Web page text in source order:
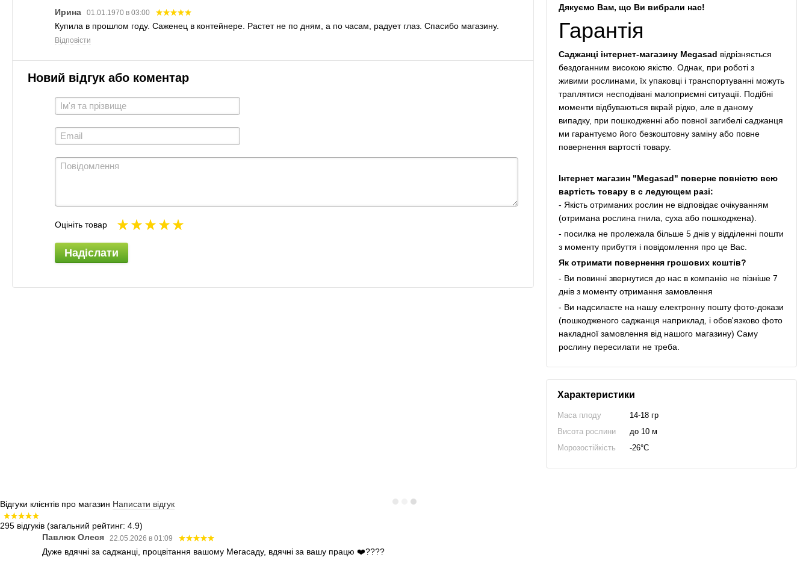
Ирина 01.01.1970 в 03:00
Купила в прошлом году. Саженец в контейнере. Растет не по дням, а по часам, радует глаз. Спасибо магазину.
Відповісти
Новий відгук або коментар
Оцініть товар
Надіслати
Дякуємо Вам, що Ви вибрали нас!
Гарантія
Саджанці інтернет-магазину Megasad відрізняється
бездоганним високою якістю. Однак, при роботі з
живими рослинами, їх упаковці і транспортуванні можуть
траплятися несподівані малоприємні ситуації. Подібні
моменти відбуваються вкрай рідко, але в даному
випадку, при пошкодженні або повної загибелі саджанця
ми гарантуємо його безкоштовну заміну або повне
повернення вартості товару.
Інтернет магазин "Megasad" поверне повністю всю
вартість товару в с ледующем разі:
- Якість отриманих рослин не відповідає очікуванням
(отримана рослина гнила, суха або пошкоджена).
- посилка не пролежала більше 5 днів у відділенні пошти
з моменту прибуття і повідомлення про це Вас.
Як отримати повернення грошових коштів?
- Ви повинні звернутися до нас в компанію не пізніше 7
днів з моменту отримання замовлення
- Ви надсилаєте на нашу електронну пошту фото-докази
(пошкодженого саджанця наприклад, і обов'язково фото
накладної замовлення від нашого магазину) Саму
рослину пересилати не треба.
Характеристики
Маса плоду
14-18 гр
Висота рослини
до 10 м
Морозостійкість
-26°C
Відгуки клієнтів про магазин Написати відгук
295 відгуків (загальний рейтинг: 4.9)
Павлюк Олеся
22.05.2026 в 01:09
Дуже вдячні за саджанці, процвітання вашому Мегасаду, вдячні за вашу працю ❤️????